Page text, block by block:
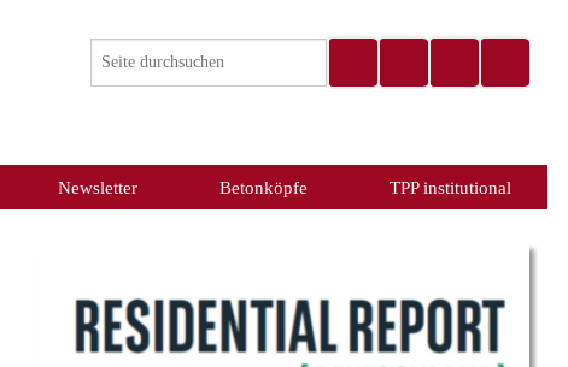
Newsletter Betonköpfe TPP institutional